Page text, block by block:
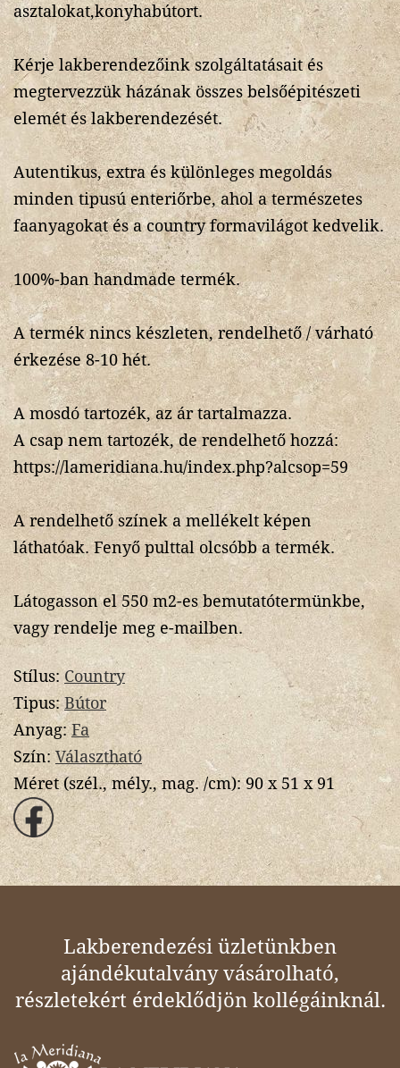
asztalokat,konyhabútort.
Kérje lakberendezőink szolgáltatásait és
megtervezzük házának összes belsőépitészeti
elemét és lakberendezését.
Autentikus, extra és különleges megoldás
minden tipusú enteriőrbe, ahol a természetes
faanyagokat és a country formavilágot kedvelik.
100%-ban handmade termék.
A termék nincs készleten, rendelhető / várható
érkezése 8-10 hét.
A mosdó tartozék, az ár tartalmazza.
A csap nem tartozék, de rendelhető hozzá:
https://lameridiana.hu/index.php?alcsop=59
A rendelhető színek a mellékelt képen
láthatóak. Fenyő pulttal olcsóbb a termék.
Látogasson el 550 m2-es bemutatótermünkbe,
vagy rendelje meg e-mailben.
Stílus: Country
Tipus:Bútor
Anyag:Fa
Szín:Választható
Méret (szél., mély., mag. /cm):90 x 51 x 91
Lakberendezési üzletünkben
ajándékutalvány vásárolható,
részletekért érdeklődjön kollégáinknál.